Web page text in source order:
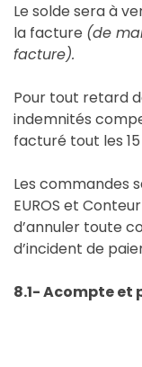
Le solde sera à
la facture (de
facture).
Pour tout retard
indemnités
facturé tout les
Les commandes
EUROS et
d’annuler toute
d’incident de
8.1- Acompte et